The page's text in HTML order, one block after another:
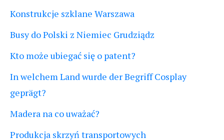
Konstrukcje szklane Warszawa
Busy do Polski z Niemiec Grudziądz
Kto może ubiegać się o patent?
In welchem Land wurde der Begriff Cosplay
geprägt?
Madera na co uważać?
Produkcja skrzyń transportowych